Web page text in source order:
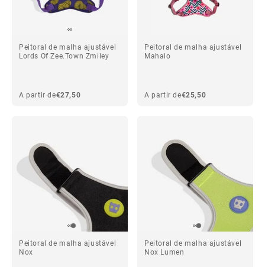
Peitoral de malha ajustável
Lords Of Zee.Town Zmiley
A partir de€27,50
Peitoral de malha ajustável
Mahalo
A partir de€25,50
Peitoral de malha ajustável
Nox
Peitoral de malha ajustável
Nox Lumen